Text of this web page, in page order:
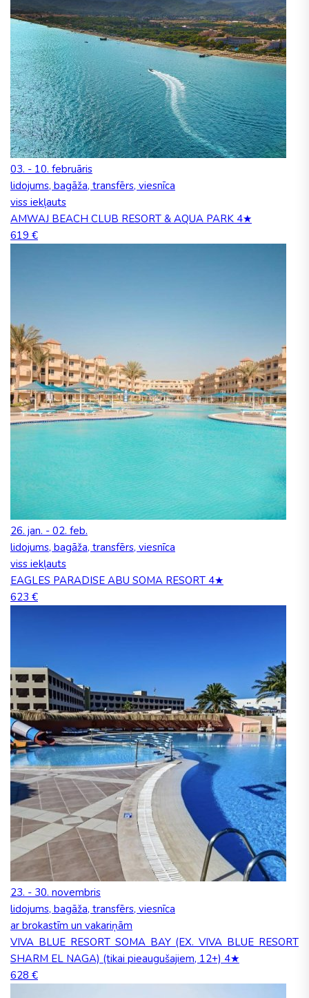
03. - 10. februāris
lidojums, bagāža, transfērs, viesnīca
viss iekļauts
AMWAJ BEACH CLUB RESORT & AQUA PARK 4★
619 €
26. jan. - 02. feb.
lidojums, bagāža, transfērs, viesnīca
viss iekļauts
EAGLES PARADISE ABU SOMA RESORT 4★
623 €
23. - 30. novembris
lidojums, bagāža, transfērs, viesnīca
ar brokastīm un vakariņām
VIVA BLUE RESORT SOMA BAY (EX. VIVA BLUE RESORT
SHARM EL NAGA) (tikai pieaugušajiem, 12+) 4★
628 €